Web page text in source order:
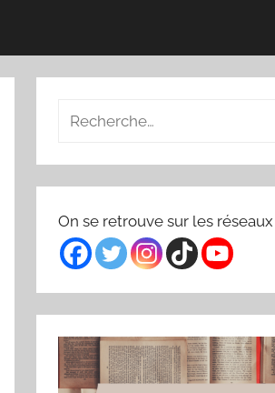
Recherche
:
On se retrouve sur les réseaux